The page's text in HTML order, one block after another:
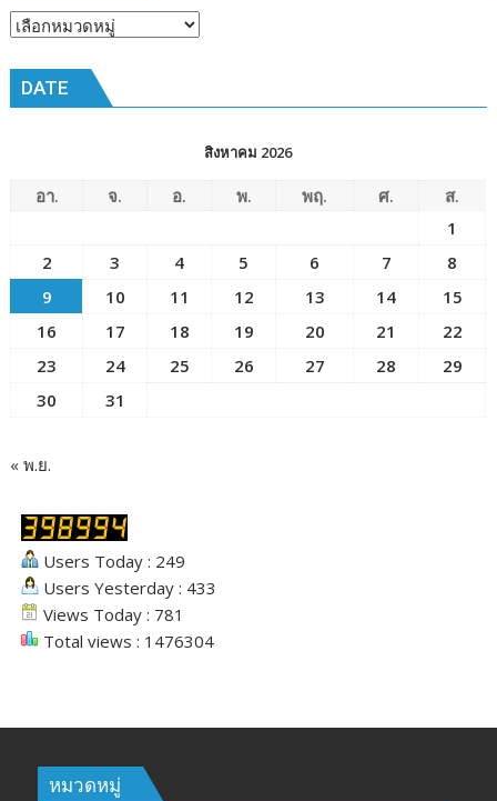
หัวข้อ
DATE
สิงหาคม 2026
อา. จ. อ. พ. พฤ. ศ.
ส.
1
2
3 4 5 6 7
8
9
10 11 12 13 14
15
16
17 18 19 20 21
22
23
24 25 26 27 28
29
30
31
« พ.ย.
Users Today : 249
Users Yesterday : 433
Views Today : 781
Total views : 1476304
หมวดหมู่